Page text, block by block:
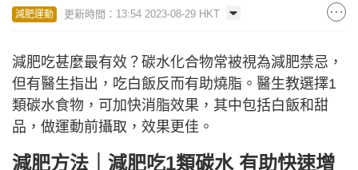
減肥運動 更新時間：13:54 2023-08-29 HKT
減肥吃甚麼最有效？碳水化合物常被視為減肥禁忌，
但有醫生指出，吃白飯反而有助燒脂。醫生教選擇1
類碳水食物，可加快消脂效果，其中包括白飯和甜
品，做運動前攝取，效果更佳。
減肥方法｜減肥吃1類碳水 有助快速增